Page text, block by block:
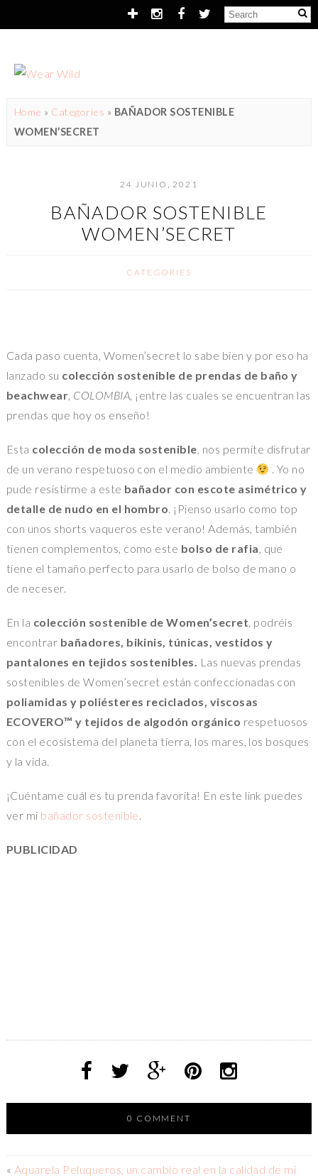
Home » Categories » BAÑADOR SOSTENIBLE
WOMEN’SECRET
24 JUNIO, 2021
BAÑADOR SOSTENIBLE
WOMEN’SECRET
CATEGORIES
Cada paso cuenta, Women’secret lo sabe bien y por eso ha
lanzado su colección sostenible de prendas de baño y
beachwear, COLOMBIA, ¡entre las cuales se encuentran las
prendas que hoy os enseño!
Esta colección de moda sostenible, nos permite disfrutar
de un verano respetuoso con el medio ambiente
. Yo no
pude resistirme a este bañador con escote asimétrico y
detalle de nudo en el hombro. ¡Pienso usarlo como top
con unos shorts vaqueros este verano! Además, también
tienen complementos, como este bolso de rafia, que
tiene el tamaño perfecto para usarlo de bolso de mano o
de neceser.
En la colección sostenible de Women’secret, podréis
encontrar bañadores, bikinis, túnicas, vestidos y
pantalones en tejidos sostenibles. Las nuevas prendas
sostenibles de Women’secret están confeccionadas con
poliamidas y poliésteres reciclados, viscosas
ECOVERO™ y tejidos de algodón orgánico respetuosos
con el ecosistema del planeta tierra, los mares, los bosques
y la vida.
¡Cuéntame cuál es tu prenda favorita! En este link puedes
ver mi bañador sostenible.
PUBLICIDAD
0 COMMENT
« Aquarela Peluqueros, un cambio real en la calidad de mi